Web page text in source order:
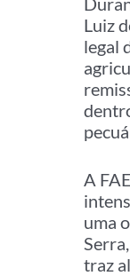
Luiz
legal
A
uma
traz